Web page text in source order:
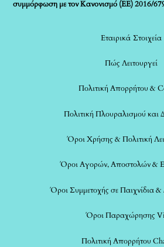
συμμόρφωση με τον Κανονισμό (ΕΕ) 2016/
Εταιρικά Στοιχεία
Πώς Λειτουργεί
Πολιτική Απορρήτου &
Πολιτική Πλουραλισμού και
Όροι Χρήσης & Πολιτική
Όροι Αγορών, Αποστολών &
Όροι Συμμετοχής σε Παιχνίδια
Όροι Παραχώρησης
Πολιτική Απορρήτου